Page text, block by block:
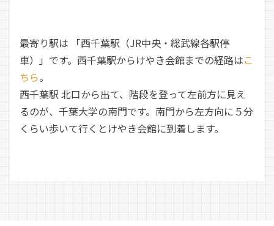
最寄り駅は 「西千葉駅（JR中央・総武線各駅停
車）」です。西千葉駅からけやき会館までの経路はこ
ちら。
西千葉駅 北口から出て、階段を登って左前方に見え
るのが、千葉大学の南門です。南門から左方向に５分
くらい歩いて行くとけやき会館に到着します。